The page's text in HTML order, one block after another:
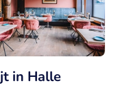
in Halle